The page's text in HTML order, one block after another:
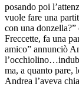
posando poi
vuole fare una
con una
Freccette, fa una
amico” annunciò
ma, a quanto pare,
Andrea l’aveva